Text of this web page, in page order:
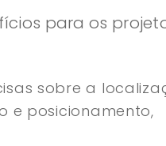
para os
sobre a
e posicionamento,